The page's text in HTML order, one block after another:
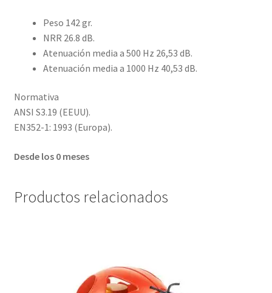
Peso 142 gr.
NRR 26.8 dB.
Atenuación media a 500 Hz 26,53 dB.
Atenuación media a 1000 Hz 40,53 dB.
Normativa
ANSI S3.19 (EEUU).
EN352-1: 1993 (Europa).
Desde los 0 meses
Productos relacionados